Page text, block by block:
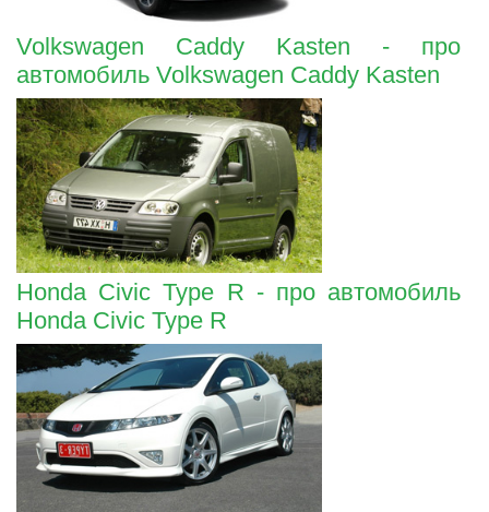
Volkswagen Caddy Kasten - про
автомобиль Volkswagen Caddy Kasten
Honda Civic Type R - про автомобиль
Honda Civic Type R